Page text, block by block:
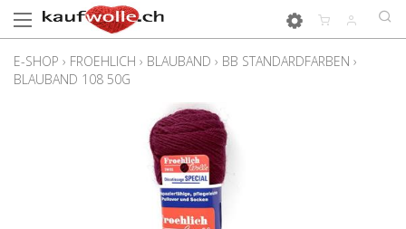
E-SHOP › FROEHLICH › BLAUBAND › BB STANDARDFARBEN ›
BLAUBAND 108 50G